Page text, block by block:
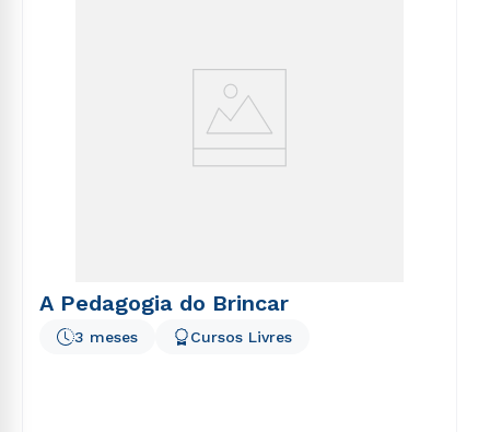
A Pedagogia do Brincar
3 meses Cursos Livres